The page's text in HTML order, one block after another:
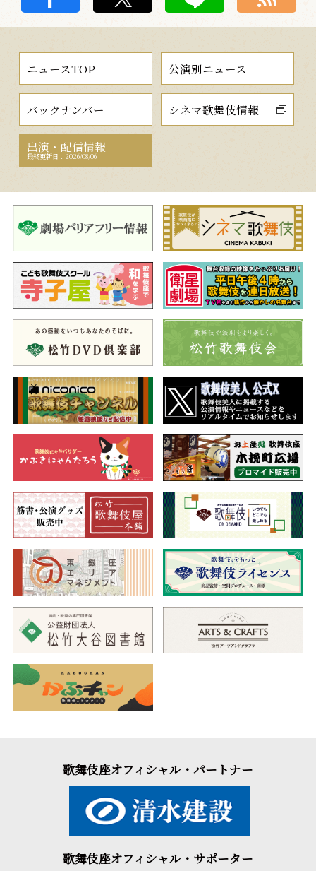
ニュースTOP 公演別ニュース
バックナンバー シネマ歌舞伎情報
出演・配信情報
最終更新日：2026/08/06
歌舞伎座オフィシャル・パートナー
歌舞伎座オフィシャル・サポーター